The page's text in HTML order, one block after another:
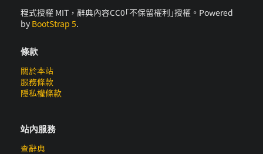
程式授權 MIT，辭典內容CC0｢不保留權利｣授權。Powered
by BootStrap 5.
條款
關於本站
服務條款
隱私權條款
站內服務
查辭典